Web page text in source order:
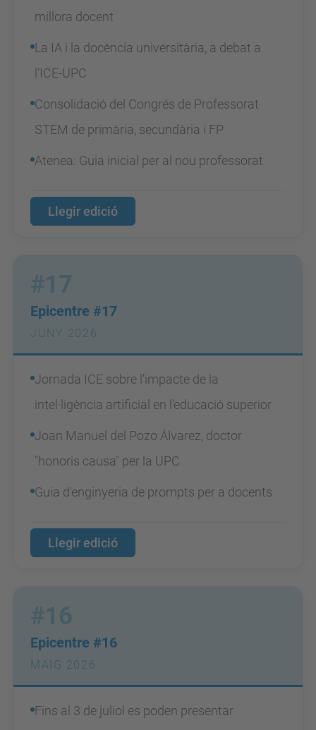
millora docent
La IA i la docència universitària, a debat a
l'ICE-UPC
Consolidació del Congrés de Professorat
STEM de primària, secundària i FP
Atenea: Guia inicial per al nou professorat
Llegir edició
#17
Epicentre #17
JUNY 2026
Jornada ICE sobre l'impacte de la
intel·ligència artificial en l'educació superior
Joan Manuel del Pozo Álvarez, doctor
"honoris causa" per la UPC
Guia d'enginyeria de prompts per a docents
Llegir edició
#16
Epicentre #16
MAIG 2026
Fins al 3 de juliol es poden presentar